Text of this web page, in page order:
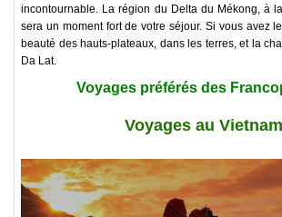
incontournable. La région du Delta du Mékong, à
sera un moment fort de votre séjour. Si vous avez
beauté des hauts-plateaux, dans les terres, et la
Da Lat.
Voyages préférés des
Voyages au Vietnam